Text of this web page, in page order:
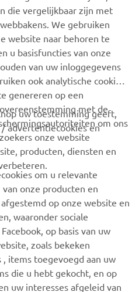
»
komt over de nieuwste deals,
en nog veel meer
website naar behoren te
u basisfuncties van onze
van uw inloggegevens
ook analytische cookies
genereren op een
met de
om ons
onze website
producten, diensten en
uw toestemming geeft,
advertentiecookies en
om u relevante
onze producten en
op onze website en
waaronder sociale
op basis van uw
zoals bekeken
items toegevoegd aan uw
die u hebt gekocht, en op
uw interesses afgeleid van
u de mogelijkheid te
onze website wilt